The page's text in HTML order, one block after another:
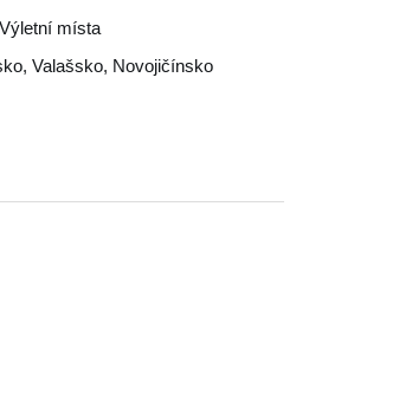
místa
, Valašsko, Novojičínsko